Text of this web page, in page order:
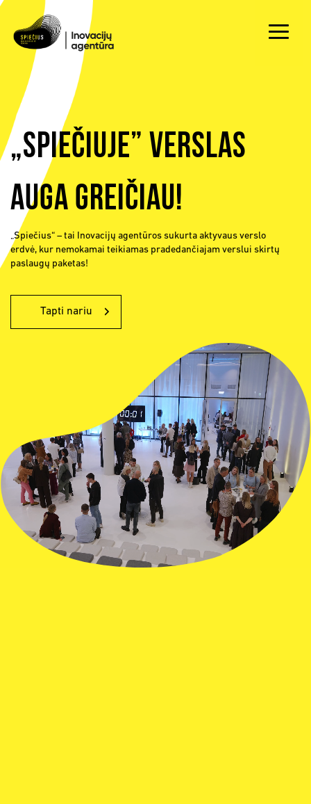
„Spiečiuje” verslas
auga greičiau!
„Spiečius“ – tai Inovacijų agentūros sukurta aktyvaus verslo
erdvė, kur nemokamai teikiamas pradedančiajam verslui skirtų
paslaugų paketas!
Tapti nariu